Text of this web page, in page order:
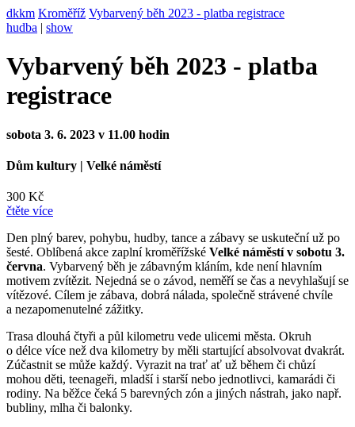
dkkm Kroměříž Vybarvený běh 2023 - platba registrace
hudba | show
Vybarvený běh 2023 - platba
registrace
sobota 3. 6. 2023 v 11.00 hodin
Dům kultury | Velké náměstí
300 Kč
čtěte více
Den plný barev, pohybu, hudby, tance a zábavy se uskuteční už po
šesté. Oblíbená akce zaplní kroměřížské Velké náměstí v sobotu 3.
června. Vybarvený běh je zábavným kláním, kde není hlavním
motivem zvítězit. Nejedná se o závod, neměří se čas a nevyhlašují se
vítězové. Cílem je zábava, dobrá nálada, společně strávené chvíle
a nezapomenutelné zážitky.
Trasa dlouhá čtyři a půl kilometru vede ulicemi města. Okruh
o délce více než dva kilometry by měli startující absolvovat dvakrát.
Zúčastnit se může každý. Vyrazit na trať ať už během či chůzí
mohou děti, teenageři, mladší i starší nebo jednotlivci, kamarádi či
rodiny. Na běžce čeká 5 barevných zón a jiných nástrah, jako např.
bubliny, mlha či balonky.